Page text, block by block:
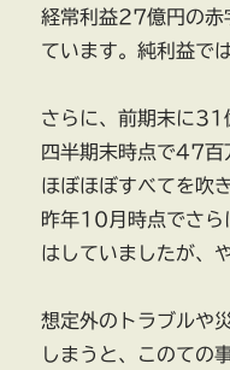
経常利益27億円の赤
ています。純利益で
さらに、前期末に31
四半期末時点で47百
ほぼほぼすべてを吹
昨年10月時点でさら
はしていましたが、
想定外のトラブルや
しまうと、このての